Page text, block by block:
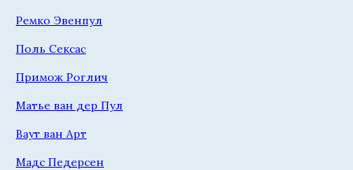
Ремко Эвенпул
Поль Сексас
Примож Роглич
Матье ван дер Пул
Ваут ван Арт
Мадс Педерсен